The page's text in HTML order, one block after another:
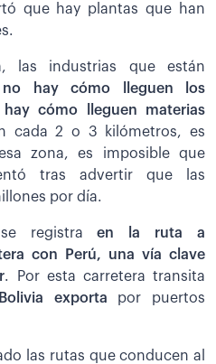
que hay plantas que han
las industrias que están
no hay cómo lleguen los
cómo lleguen materias
cada 2 o 3 kilómetros, es
zona, es imposible que
tras advertir que las
por día.
se registraen la ruta a
con Perú, una vía clave
. Por esta carretera transita
exporta por puertos
las rutas que conducen al